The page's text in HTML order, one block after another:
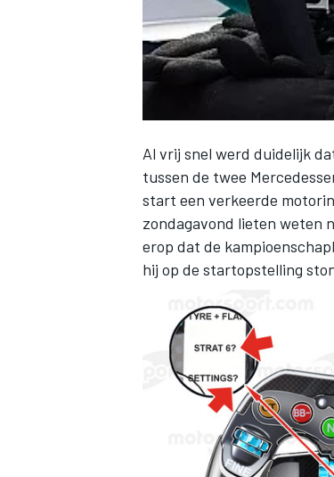
WEC DTM
Al vrij snel werd duidelijk
tussen de twee
start een verkeerde
zondagavond lieten weten
erop dat de
hij op de startopstelling